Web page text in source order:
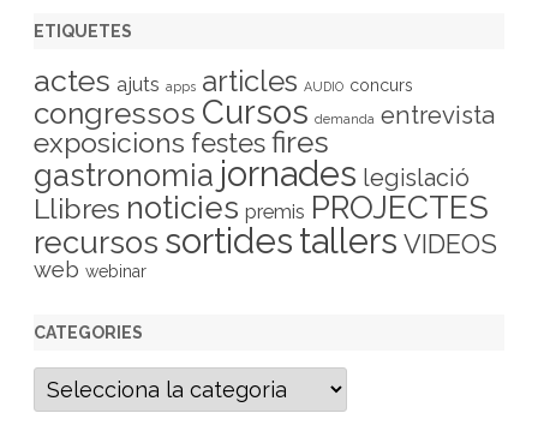
ETIQUETES
actes ajuts apps articles AUDIO concurs
congressos Cursos demanda entrevista
exposicions festesfires
gastronomia jornades legislació
Llibres noticies premis PROJECTES
recursos sortides tallers VIDEOS
web webinar
CATEGORIES
C